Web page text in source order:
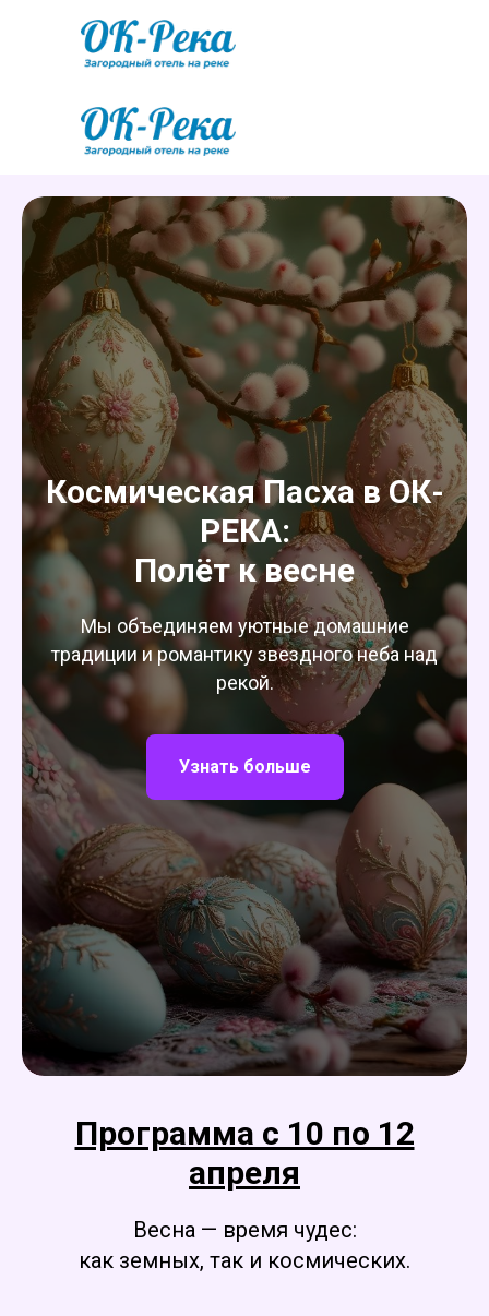
Космическая Пасха в ОК-
РЕКА:
Полёт к весне
Мы объединяем уютные домашние
традиции и романтику звездного неба над
рекой.
Узнать больше
Программа с 10 по 12
апреля
Весна — время чудес:
как земных, так и космических.